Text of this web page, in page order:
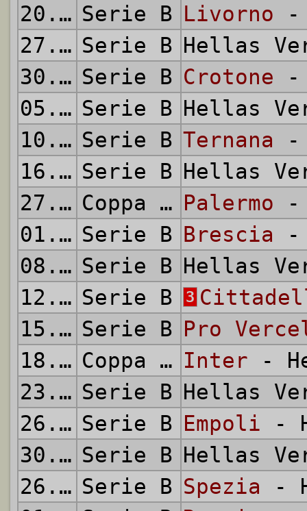
20.10.2012 Serie B Livorno -
27.10.2012 Serie B Hellas
30.10.2012 Serie B Crotone -
05.11.2012 Serie B Hellas
10.11.2012 Serie B Ternana -
16.11.2012 Serie B Hellas
27.11.2012
Coppa Italia Palermo -
01.12.2012 Serie B Brescia -
08.12.2012 Serie B Hellas
12.12.2012 Serie B 3
15.12.2012 Serie B Pro
18.12.2012
Coppa Italia Inter -
23.12.2012 Serie B Hellas
26.12.2012 Serie B Empoli -
30.12.2012 Serie B Hellas
26.01.2013 Serie B Spezia -